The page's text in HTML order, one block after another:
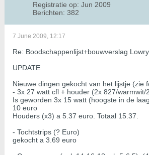
Registratie op: Jun 2009
Berichten: 382
7 June 2009, 12:17
Re: Boodschappenlijst+bouwverslag
UPDATE
Nieuwe dingen gekocht van het lijstje (zie
- 3x 27 watt cfl + houder (2x 827/warmwit/
Is geworden 3x 15 watt (hoogste in de
10 euro
Houders (x3) a 5.37 euro. Totaal 15.37.
- Tochtstrips (? Euro)
gekocht a 3.69 euro